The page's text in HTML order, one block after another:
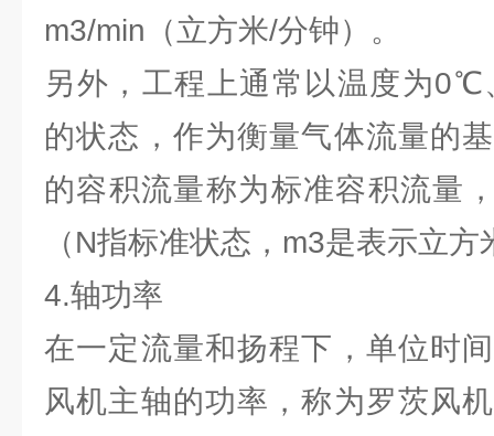
m3/min（立方米/分钟）。
另外，工程上通常以温度为0℃
的状态，作为衡量气体流量的
的容积流量称为标准容积流量
（N指标准状态，m3是表示立
4.轴功率
在一定流量和扬程下，单位时
风机主轴的功率，称为罗茨风